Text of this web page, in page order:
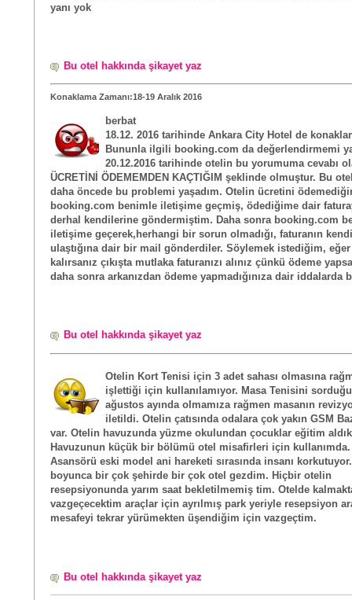
yanı yok
Bu otel hakkında şikayet yaz
Konaklama Zamanı:18-19 Aralık 2016
berbat
18.12. 2016 tarihinde Ankara City Hotel de
Bununla ilgili booking.com da değerlendirmemi
20.12.2016 tarihinde otelin bu yorumuma cevabı
ÜCRETİNİ ÖDEMEMDEN KAÇTIĞIM şeklinde olmuştur. Bu
daha öncede bu problemi yaşadım. Otelin ücretini
booking.com benimle iletişime geçmiş, ödediğime dair
derhal kendilerine göndermiştim. Daha sonra booking.com
iletişime geçerek,herhangi bir sorun olmadığı, faturanın
ulaştığına dair bir mail gönderdiler. Söylemek istediğim,
kalırsanız çıkışta mutlaka faturanızı alınız çünkü ödeme
daha sonra arkanızdan ödeme yapmadığınıza dair iddalarda
Bu otel hakkında şikayet yaz
Otelin Kort Tenisi için 3 adet sahası olmasına
işlettiği için kullanılamıyor. Masa Tenisini
ağustos ayında olmamıza rağmen masanın
iletildi. Otelin çatısında odalara çok yakın GSM
var. Otelin havuzunda yüzme okulundan çocuklar eğitim
Havuzunun küçük bir bölümü otel misafirleri için
Asansörü eski model ani hareketi sırasında insanı
boyunca bir çok şehirde bir çok otel gezdim. Hiçbir otelin
resepsiyonunda yarım saat bekletilmemiş tim. Otelde
vazgeçecektim araçlar için ayrılmış park yeriyle resepsiyon
mesafeyi tekrar yürümekten üşendiğim için vazgeçtim.
Bu otel hakkında şikayet yaz